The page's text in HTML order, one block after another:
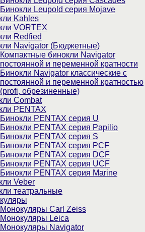
Бинокли Leupold серия Mojave
Kahles
VORTEX
Redfied
Navigator (Бюджетные)
Компактные бинокли Navigator
постоянной и переменной кратности
Бинокли Navigator классические с
постоянной и переменной кратностью
(profi, обрезиненные)
Combat
PENTAX
Бинокли PENTAX серия U
Бинокли PENTAX серия Papilio
Бинокли PENTAX серия S
Бинокли PENTAX серия PCF
Бинокли PENTAX серия DCF
Бинокли PENTAX серия UCF
Бинокли PENTAX серия Marine
Veber
театральные
Монокуляры Carl Zeiss
Монокуляры Leica
Монокуляры Navigator